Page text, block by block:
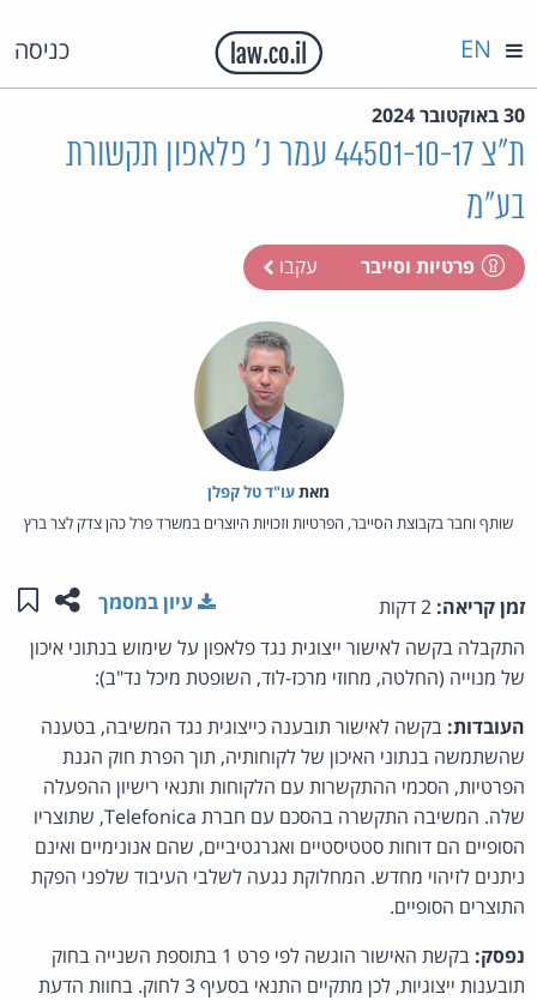
כניסה EN
30 באוקטובר 2024
ת"צ 44501-10-17 עמר נ' פלאפון תקשורת
בע"מ
פרטיות וסייבר עקבו
מאת‏עו"ד טל קפלן
שותף וחבר בקבוצת הסייבר, הפרטיות וזכויות היוצרים במשרד פרל כהן צדק לצר ברץ
זמן קריאה: שתפו
עיון במסמך
התקבלה בקשה לאישור ייצוגית נגד פלאפון על שימוש בנתוני איכון
של מנוייה (החלטה, מחוזי מרכז-לוד, השופטת מיכל נד"ב):
העובדות: בקשה לאישור תובענה כייצוגית נגד המשיבה, בטענה
שהשתמשה בנתוני האיכון של לקוחותיה, תוך הפרת חוק הגנת
הפרטיות, הסכמי ההתקשרות עם הלקוחות ותנאי רישיון ההפעלה
שלה. המשיבה התקשרה בהסכם עם חברת Telefonica, שתוצריו
הסופיים הם דוחות סטטיסטיים ואגרגטיביים, שהם אנונימיים ואינם
ניתנים לזיהוי מחדש. המחלוקת נגעה לשלבי העיבוד שלפני הפקת
התוצרים הסופיים.
נפסק:
בקשת האישור הוגשה לפי פרט 1 בתוספת השנייה בחוק
תובענות ייצוגיות, לכן מתקיים התנאי בסעיף 3 לחוק. בחוות הדעת